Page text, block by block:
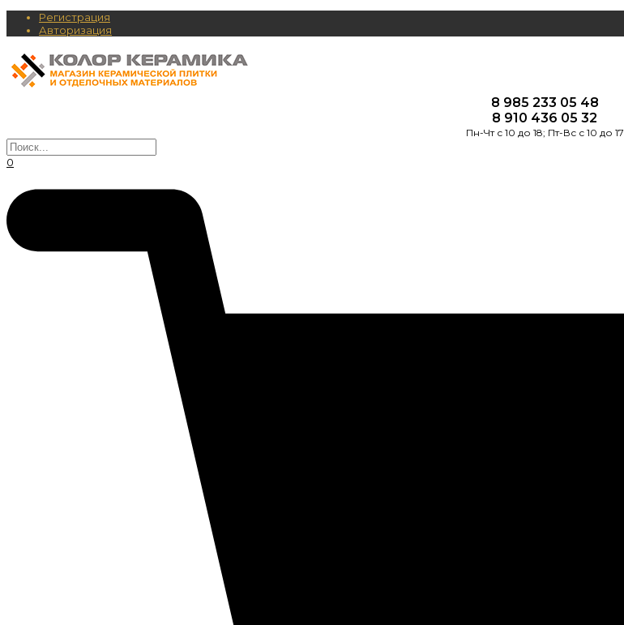
Регистрация
Авторизация
8 985 233 05 48
8 910 436 05 32
Пн-Чт с 10 до 18; Пт-Вс с 10 до 17
0